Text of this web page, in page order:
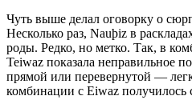
Чуть выше делал оговорку о
Несколько раз, Nauþiz в
роды. Редко, но метко. Так, в
Teiwaz показала неправильное
прямой или перевернутой —
комбинации с Eiwaz получилось